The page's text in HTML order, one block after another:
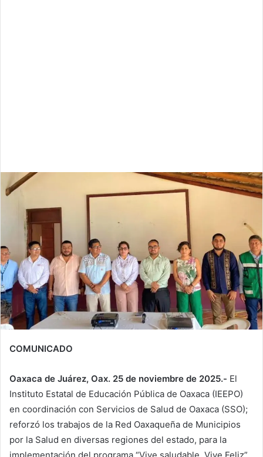
COMUNICADO
Oaxaca de Juárez, Oax. 25 de noviembre de 2025.- El
Instituto Estatal de Educación Pública de Oaxaca (IEEPO)
en coordinación con Servicios de Salud de Oaxaca (SSO);
reforzó los trabajos de la Red Oaxaqueña de Municipios
por la Salud en diversas regiones del estado, para la